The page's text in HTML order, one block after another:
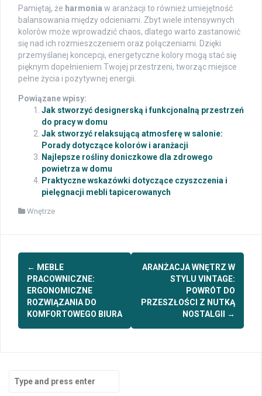
Pamiętaj, że harmonia w aranżacji to również umiejętność
balansowania między odcieniami. Zbyt wiele intensywnych
kolorów może wprowadzić chaos, dlatego warto zastanowić
się nad ich rozmieszczeniem oraz połączeniami. Dzięki
przemyślanej koncepcji, energetyczne kolory mogą stać się
pięknym dopełnieniem Twojej przestrzeni, tworząc miejsce
pełne życia i pozytywnej energii.
Powiązane wpisy:
Jak stworzyć designerską i funkcjonalną przestrzeń
do pracy w domu
Jak stworzyć relaksującą atmosferę w salonie:
Porady dotyczące kolorów i aranżacji
Najlepsze rośliny doniczkowe dla zdrowego
powietrza w domu
Praktyczne wskazówki dotyczące czyszczenia i
pielęgnacji mebli tapicerowanych
Wnętrze
Post
navigation
← MEBLE
PRACOWNICZNE:
ERGONOMICZNE
ROZWIĄZANIA DO
KOMFORTOWEGO BIURA
ARANŻACJA WNĘTRZ W
STYLU VINTAGE:
POWRÓT DO
PRZESZŁOŚCI Z NUTKĄ
NOSTALGII
→
Search
for: